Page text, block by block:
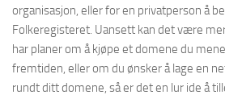
organisasjon, eller for en privatperson å
Folkeregisteret. Uansett kan det være
har planer om å kjøpe et domene du
fremtiden, eller om du ønsker å lage en
rundt ditt domene, så er det en lur ide å